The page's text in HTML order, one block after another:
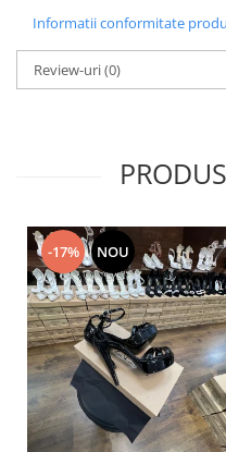
Informatii conformitate
Review-uri(0)
-17% NOU